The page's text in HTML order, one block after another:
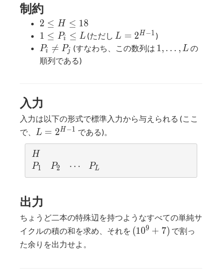
制約
2
\leq
H
\leq
18
2 ≤ H ≤ 18
1
\leq
P_i
1 ≤ Pi ≤ L(ただし L =
2^{H-
L = 2H −1 )
P_i
\neq
Pi 
= Pj (すなわち、この数列は 1,
1, … , Lの
順列である)
入力
入力は以下の形式で標準入力から与えられる (ここ
で、
L =
2^{H-
1}
L = 2 H−1 である)。
H
H
P_1
P1 P_2
P2 \cdots
⋯ P_L
PL
出力
ちょうど二本の特殊辺を持つようなすべての単純サ
イクルの積の和を求め、それを (10^9+7)
(109 + 7) で割っ
た余りを出力せよ。